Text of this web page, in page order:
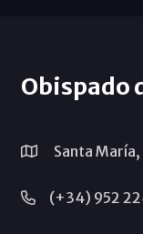
Obispado
Santa
(+34) 952